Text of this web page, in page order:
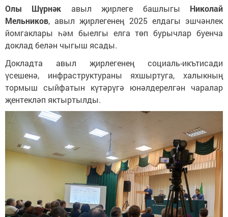
Олы Шүрнәк авыл җирлеге башлыгы Николай
Мельников, авыл җирлегенең 2025 елдагы эшчәнлек
йомгаклары һәм быелгы елга төп бурычлар буенча
доклад белән чыгыш ясады.
Докладта авыл җирлегенең социаль-икътисади
үсешенә, инфраструктураны яхшыртуга, халыкның
тормыш сыйфатын күтәрүгә юнәлдерелгән чаралар
җентекләп яктыртылды.